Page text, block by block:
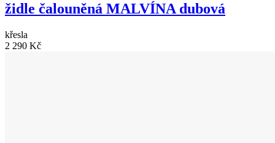
židle čalouněná MALVÍNA dubová
křesla
2 290 Kč